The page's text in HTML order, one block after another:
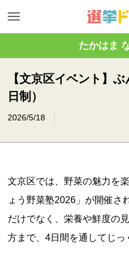
たかはま
【文京区イベント】
日制）
2026/5/18
文京区では、野菜の魅力を
ょう野菜塾2026」が開催さ
だけでなく、栄養や鮮度の
方まで、4日間を通してじっ